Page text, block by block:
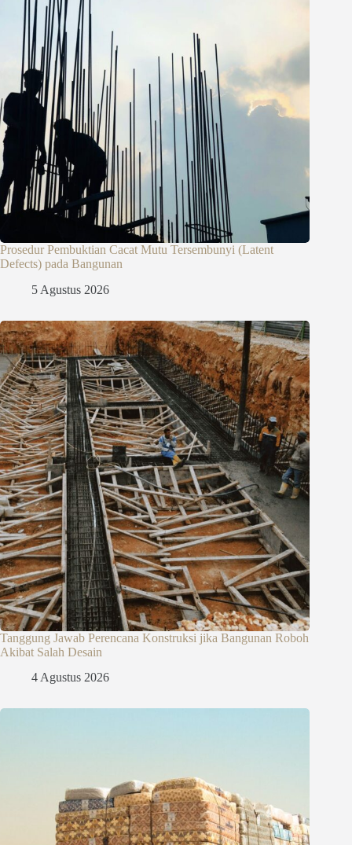
Prosedur Pembuktian Cacat Mutu Tersembunyi (Latent
Defects) pada Bangunan
5 Agustus 2026
Tanggung Jawab Perencana Konstruksi jika Bangunan Roboh
Akibat Salah Desain
4 Agustus 2026